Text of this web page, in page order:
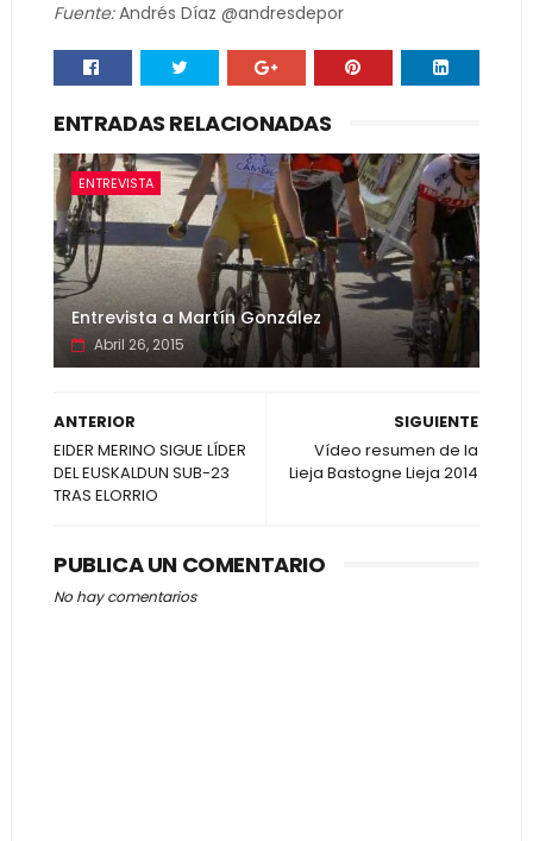
Fuente:Andrés Díaz @andresdepor
ENTRADAS RELACIONADAS
ENTREVISTA
Entrevista a Martín González
Abril 26, 2015
SIGUIENTE
Vídeo resumen de la
Lieja Bastogne Lieja 2014
ANTERIOR
EIDER MERINO SIGUE LÍDER
DEL EUSKALDUN SUB-23
TRAS ELORRIO
PUBLICA UN COMENTARIO
No hay comentarios